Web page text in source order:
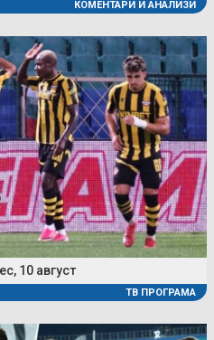
КОМЕНТАРИ И АНАЛИЗИ
10 август
ТВ ПРОГРАМА